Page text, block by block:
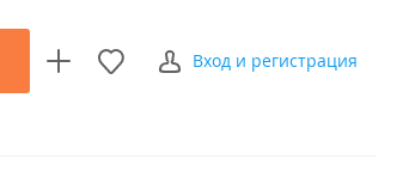
Вход и регистрация